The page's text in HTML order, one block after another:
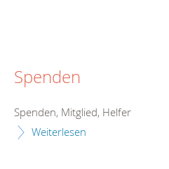
Spenden
Spenden, Mitglied, Helfer
Weiterlesen